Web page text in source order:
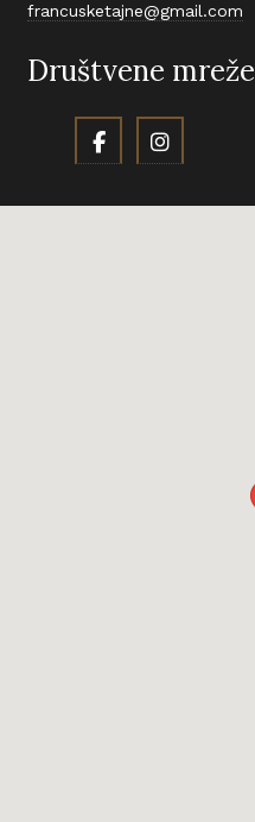
francusketajne@gmail.com
Društvene mreže